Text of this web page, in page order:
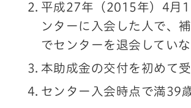
平成27年（2015年）4月1
ンターに入会した人で、
でセンターを退会していな
本助成金の交付を初めて
センター入会時点で満39